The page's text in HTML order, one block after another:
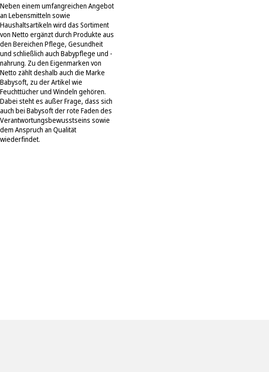
Neben einem umfangreichen Angebot
an Lebensmitteln sowie
Haushaltsartikeln wird das Sortiment
von Netto ergänzt durch Produkte aus
den Bereichen Pflege, Gesundheit
und schließlich auch Babypflege und -
nahrung. Zu den Eigenmarken von
Netto zählt deshalb auch die Marke
Babysoft, zu der Artikel wie
Feuchttücher und Windeln gehören.
Dabei steht es außer Frage, dass sich
auch bei Babysoft der rote Faden des
Verantwortungsbewusstseins sowie
dem Anspruch an Qualität
wiederfindet.